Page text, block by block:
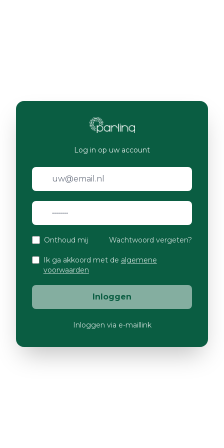
Log in op uw account
Onthoud mij Wachtwoord vergeten?
Ik ga akkoord met de algemene
voorwaarden
Inloggen
Inloggen via e-maillink